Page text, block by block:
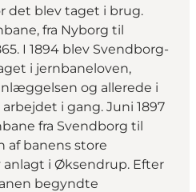
det blev taget i brug.
fra Nyborg til
I 1894 blev Svendborg-
i jernbaneloven,
og allerede i
i gang. Juni 1897
fra Svendborg til
af banens store
i Øksendrup. Efter
begyndte